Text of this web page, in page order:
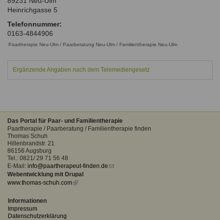
Qualitätssicherung
Qualität unserer Therapeuten
Familienthemen
Ausbildungsinstitute
Information über Qualifikation
vergessen?
Anmelden
Sitemap
Links
Formular zur Registrierung
Heinrichgasse 5
Telefonnummer:
0163-4844906
Paartherapie Neu-Ulm / Paarberatung Neu-Ulm / Familientherapie Neu-Ulm
Ergänzende Angaben nach dem Telemediengesetz
Das Portal für Paar- und Familientherapie
Paartherapie / Paarberatung / Familientherapie finden
Thomas Schuh
Hillenbrandstr. 21
86156 Augsburg
Tel.: 0821/ 29 71 56 48
E-Mail: info@paartherapeut-finden.de (link
Webentwicklung mit Drupal
www.thomas-schuh.com(link
Informationen
Impressum
Datenschutzerklärung